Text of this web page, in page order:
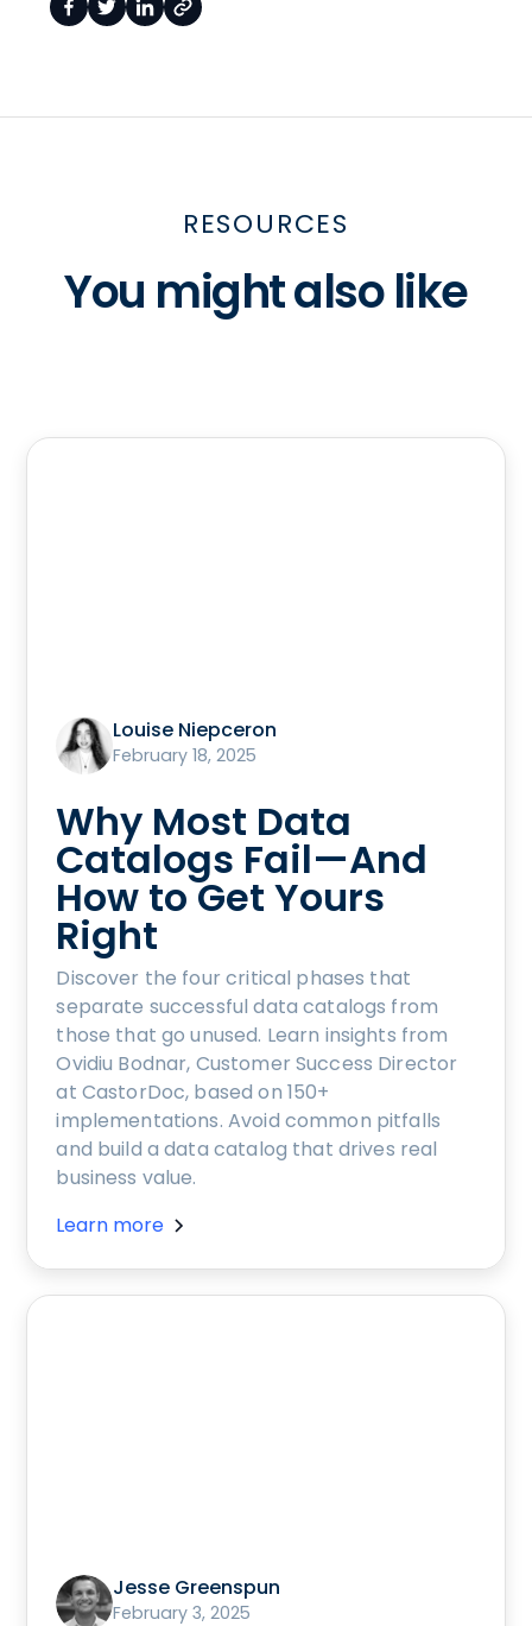
RESOURCES
You might also like
Louise Niepceron
February 18, 2025
Why Most Data
Catalogs Fail—And
How to Get Yours
Right
Discover the four critical phases that
separate successful data catalogs from
those that go unused. Learn insights from
Ovidiu Bodnar, Customer Success Director
at CastorDoc, based on 150+
implementations. Avoid common pitfalls
and build a data catalog that drives real
business value.
Learn more
Jesse Greenspun
February 3, 2025